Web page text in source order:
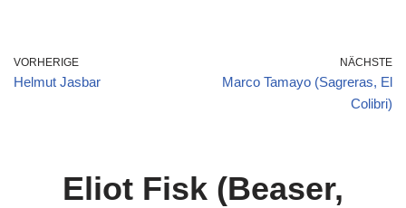
VORHERIGE
Helmut Jasbar
NÄCHSTE
Marco Tamayo (Sagreras, El
Colibri)
Eliot Fisk (Beaser,